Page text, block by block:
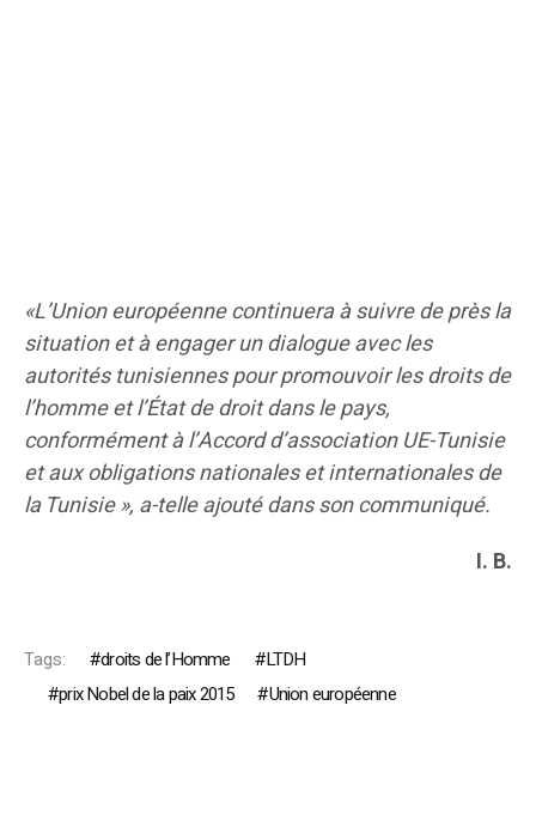
«L’Union européenne continuera à suivre de près la
situation et à engager un dialogue avec les
autorités tunisiennes pour promouvoir les droits de
l’homme et l’État de droit dans le pays,
conformément à l’Accord d’association UE-Tunisie
et aux obligations nationales et internationales de
la Tunisie », a-telle ajouté dans son communiqué.
I. B.
Tags: droits de l’Homme
LTDH
prix Nobel de la paix 2015
Union européenne